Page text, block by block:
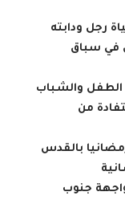
رجل ودابته
في سباق
الطفل والشباب
من
بالقدس
جنوب